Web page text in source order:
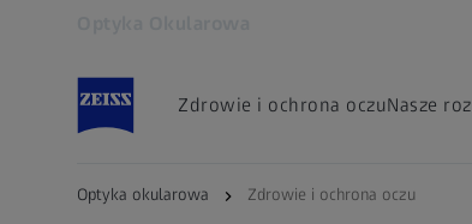
Zdrowie i ochrona oczuNasze
Optyka okularowa Zdrowie i ochrona oczu